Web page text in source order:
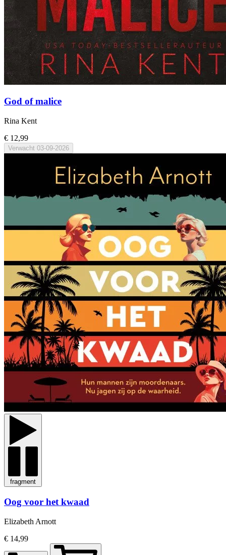
God of malice
Rina Kent
€ 12,99
Verwacht 03-09-2026
fragment
Oog voor het kwaad
Elizabeth Arnott
€ 14,99